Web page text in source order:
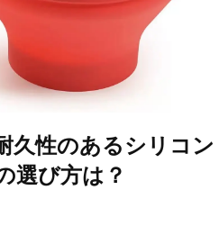
久性のあるシリコン
選び方は？